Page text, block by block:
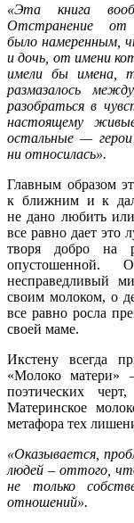
«Эта книга
Отстранение
было намеренным,
и дочь, от имени
имели бы имена,
размазалось
разобраться в
настоящему
остальные —
ни относилась».
Главным образом
к ближним и к
не дано любить
все равно дает это
творя добро на
опустошенной.
несправедливый
своим молоком, о
все равно росла
своей маме.
Икстену всегда
«Молоко матери»
поэтических
Материнское
метафора тех
«Оказывается,
людей – оттого,
не только
отношений».